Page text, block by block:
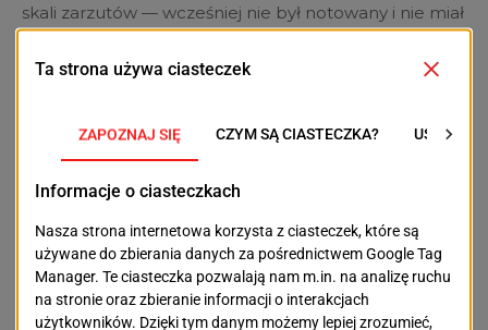
skali zarzutów — wcześniej nie był notowany i nie miał
konfliktów z prawem. Za czyny zarzucane Dariuszowi
J. grozi kara do 8 lat więzienia.
POPRZEDNI TEKST
„To spektakl o złu. O
tym, że łatwo mu ulec".
Jerzy Jan Połoński o
premierze „Toto”
Agatowska funduje
luksusowy catering za
33 tysiące… po
wątpliwym przetargu
OSTATNIE ARTYKUŁY